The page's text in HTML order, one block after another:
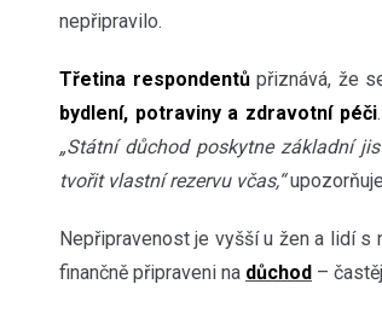
nepřipravilo.
Třetina respondentů přiznává, že
bydlení, potraviny a zdravotní péči
„Státní důchod poskytne základní
tvořit vlastní rezervu včas,“
Nepřipravenost je vyšší u žen a lidí s
finančně připraveni na důchod –